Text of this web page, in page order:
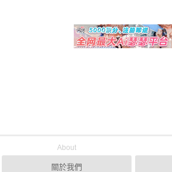
About
關於我們